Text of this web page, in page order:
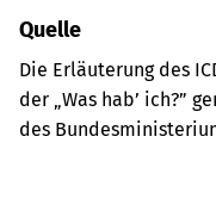
Quelle
Die Erläuterung des
der „Was hab’ ich?”
des